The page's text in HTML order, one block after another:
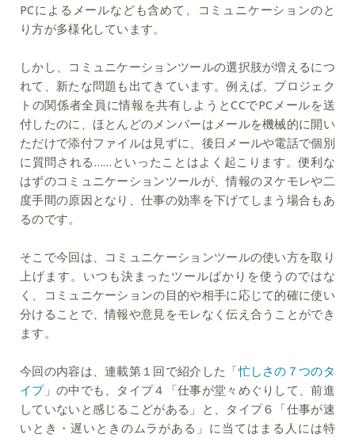
PCによるメールなども含めて、コミュニケーションのと
り方が多様化しています。
しかし、コミュニケーションツールの選択肢が増えるにつ
れて、新たな問題も出てきています。例えば、プロジェク
トの関係者全員に情報を共有しようとCCでPCメールを送
付したのに、ほとんどのメンバーはメールを機械的に開い
ただけで添付ファイルは見ずに、後日メールや電話で個別
に質問される……といったことはよく起こります。便利な
はずのコミュニケーションツールが、情報のヌケモレや二
度手間の原因となり、仕事の効率を下げてしまう場合もあ
るのです。
そこで今回は、コミュニケーションツールの使い方を取り
上げます。いつも決まったツールばかりを使うのではな
く、コミュニケーションの目的や相手に応じて的確に使い
分けることで、情報や意見をモレなく伝え合うことができ
ます。
今回の内容は、連載第１回で紹介した「忙しさの７つのタ
イプ」の中でも、タイプ４「仕事が堂々めぐりして、前進
していないと感じるこどがある」と、タイプ６「仕事が速
いとき・遅いときのムラがある」に当てはまる人には特